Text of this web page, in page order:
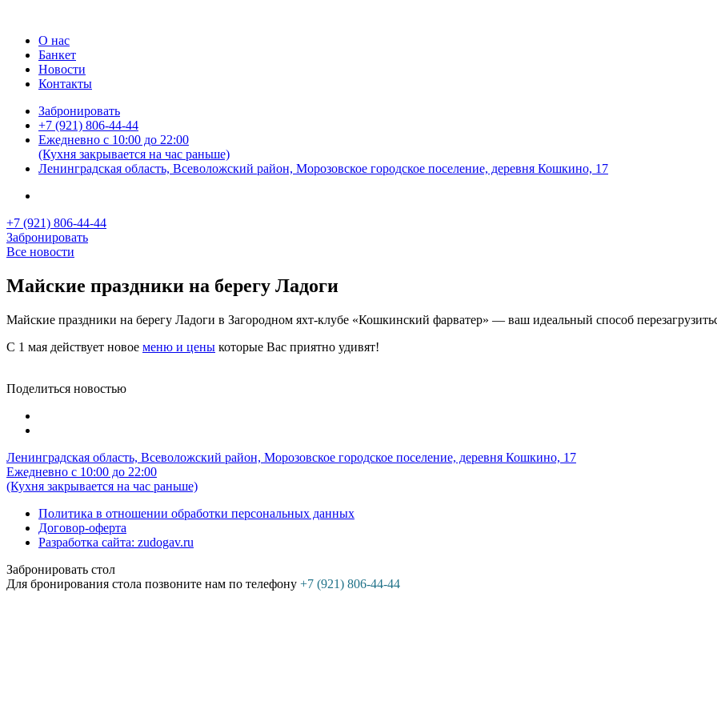
О нас
Банкет
Новости
Контакты
Забронировать
+7 (921) 806-44-44
Ежедневно с 10:00 до 22:00
(Кухня закрывается на час раньше)
Ленинградская область, Всеволожский район, Морозовское городское поселение, деревня Кошкино, 17
+7 (921) 806-44-44
Забронировать
Все новости
Майские праздники на берегу Ладоги
Майские праздники на берегу Ладоги в Загородном яхт-клубе «Кошкинский фарватер» — ваш идеальный способ
С 1 мая действует новое меню и цены которые Вас приятно удивят!
Поделиться новостью
Ленинградская область, Всеволожский район, Морозовское городское поселение, деревня Кошкино, 17
Ежедневно с 10:00 до 22:00
(Кухня закрывается на час раньше)
Политика в отношении обработки персональных данных
Договор-оферта
Разработка сайта: zudogav.ru
Забронировать стол
Для бронирования стола позвоните нам по телефону +7 (921) 806-44-44